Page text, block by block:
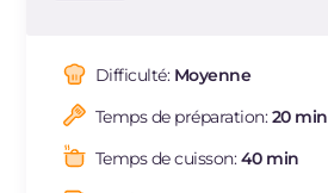
NL
Dont sucres
Protéine
Graisses
Difficulté: Moyenne
Temps de préparation:20 min
Temps de cuisson:40 min